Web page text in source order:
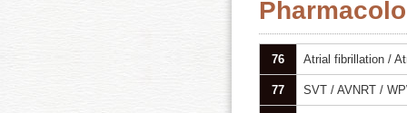
76 Atrial fibrillation /
77 SVT / AVNRT /